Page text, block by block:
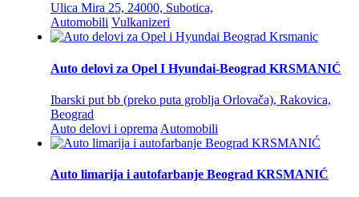
Ulica Mira 25, 24000, Subotica,
Automobili Vulkanizeri
Auto delovi za Opel I Hyundai-Beograd KRSMANIĆ
Ibarski put bb (preko puta groblja Orlovača), Rakovica,
Beograd
Auto delovi i oprema Automobili
Auto limarija i autofarbanje Beograd KRSMANIĆ